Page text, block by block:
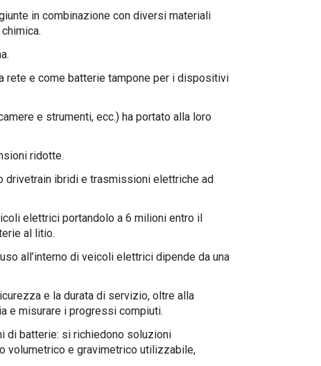
in combinazione con diversi materiali
rete e come batterie tampone per i dispositivi
e strumenti, ecc.) ha portato alla loro
ridotte.
drivetrain ibridi e trasmissioni elettriche ad
elettrici portandolo a 6 milioni entro il
al litio.
all’interno di veicoli elettrici dipende da una
e la durata di servizio, oltre alla
e misurare i progressi compiuti.
di batterie: si richiedono soluzioni
volumetrico e gravimetrico utilizzabile,